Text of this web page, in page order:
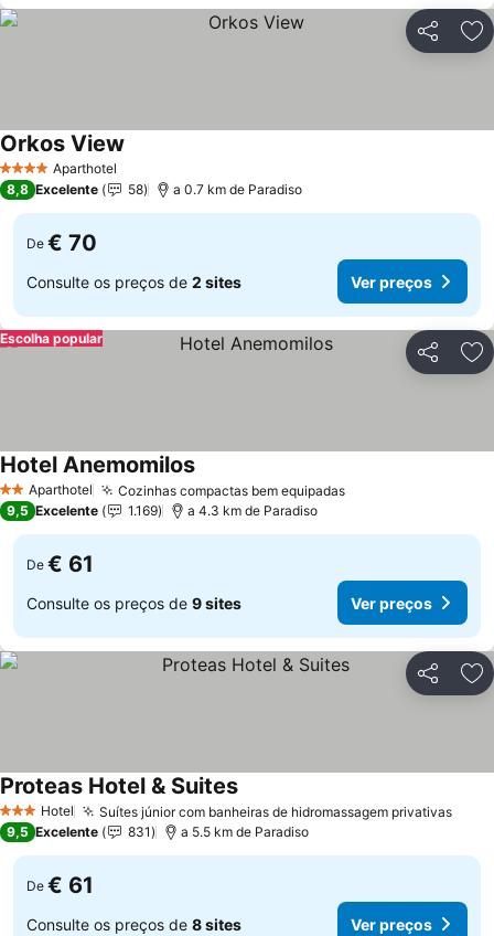
Partilhar
4 EstrelasAparthotel
Orkos View
8,8 Excelente 58 a 0.7 km de Paradiso
De € 70
Consulte os preços de 2 sites Ver preços
Partilhar
Escolha popular
2 EstrelasAparthotel Cozinhas compactas bem equipadasVer preços
Hotel AnemomilosVer preços
9,5 Excelente 1.169 a 4.3 km de Paradiso
De € 61
Consulte os preços de 9 sites Ver preços
Partilhar
3 EstrelasHotel Suítes júnior com banheiras de hidromassagem privativasVer
Proteas Hotel & SuitesVer preços
9,5 Excelente 831 a 5.5 km de Paradiso
De € 61
Consulte os preços de 8 sites Ver preços